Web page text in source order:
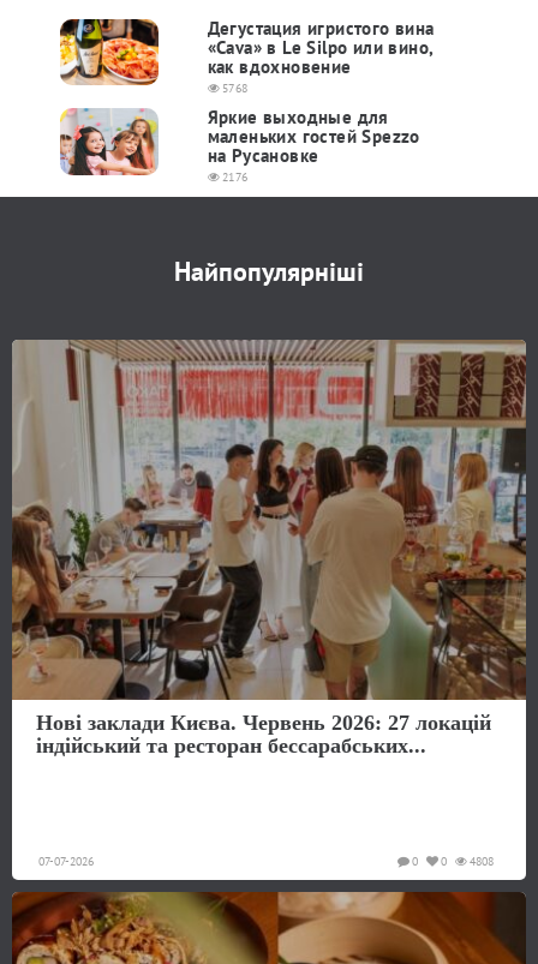
Дегустация игристого вина
«Cava» в Le Silpo или вино,
как вдохновение
5768
Яркие выходные для
маленьких гостей Spezzo
на Русановке
2176
Найпопулярніші
Нові заклади Києва. Червень 2026: 27 локацій
індійський та ресторан бессарабських...
07-07-2026 4808
0
0